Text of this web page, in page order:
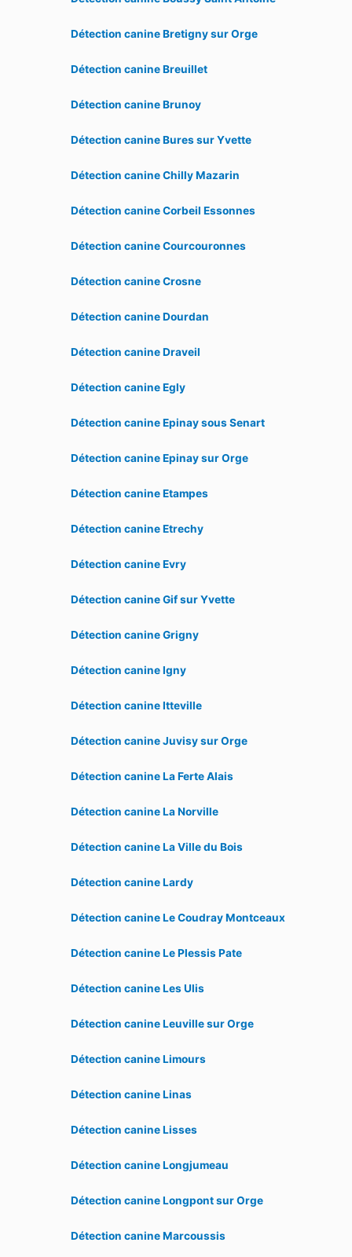
Détection canine Bretigny sur Orge
Détection canine Breuillet
Détection canine Brunoy
Détection canine Bures sur Yvette
Détection canine Chilly Mazarin
Détection canine Corbeil Essonnes
Détection canine Courcouronnes
Détection canine Crosne
Détection canine Dourdan
Détection canine Draveil
Détection canine Egly
Détection canine Epinay sous Senart
Détection canine Epinay sur Orge
Détection canine Etampes
Détection canine Etrechy
Détection canine Evry
Détection canine Gif sur Yvette
Détection canine Grigny
Détection canine Igny
Détection canine Itteville
Détection canine Juvisy sur Orge
Détection canine La Ferte Alais
Détection canine La Norville
Détection canine La Ville du Bois
Détection canine Lardy
Détection canine Le Coudray Montceaux
Détection canine Le Plessis Pate
Détection canine Les Ulis
Détection canine Leuville sur Orge
Détection canine Limours
Détection canine Linas
Détection canine Lisses
Détection canine Longjumeau
Détection canine Longpont sur Orge
Détection canine Marcoussis